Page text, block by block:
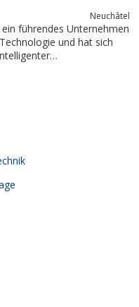
Neuchâtel
führendes Unternehmen
und hat sich